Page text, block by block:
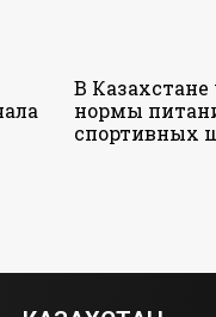
В
нормы
спортивных